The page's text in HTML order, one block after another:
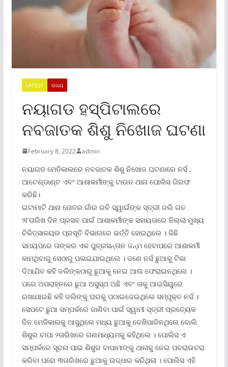
LATEST ରାଜ୍ୟ
ନୟାଗଡ ହସ୍ପିଟାଲରେ
ନବଜାତକ ଶିଶୁ ନିଖୋଜ ଘଟଣା
February 8, 2022 admin
ନୟାଗଡ ମେଡିକାଲରେ ନବଜାତକ ଶିଶୁ ନିଖୋଜ ଘଟଣାରେ ନର୍ସ ,
ଆଟେଣ୍ଡାଣ୍ଟ ଏବଂ ଆଶାକର୍ମୀଙ୍କୁ ଟାଉନ ଥାନା ପୋଲିସ ଗିରଫ
କରିଛି।
ଇଟାମାଟି ଥାନା ନୋତର ଗାଁର ରବି ସ୍ୱାଇଁଙ୍କ ସ୍ତ୍ରୀ ଜଲି ଗତ
୨୮ତାରିଖ ଦିନ ପ୍ରସବ ପାଇଁ ଆଶାକର୍ମୀଙ୍କ ସହାୟତାରେ ଜିଲ୍ଲା ମୁଖ୍ୟ
ଚିକିତ୍ସାଳୟର ପ୍ରସୂତି ବିଭାଗରେ ଭର୍ତ୍ତି ହୋଇଥିଲେ । କିଛି
ସମୟପରେ ତାଙ୍କର ଏକ ପୁତ୍ରସନ୍ତାନ ଜନ୍ମ ହେବାପରେ ଆଶାକର୍ମୀ
କାମଥିବାରୁ ସେଠାରୁ ପଳାଇଯାଇଥିଲେ । ଜଣେ ନର୍ସ ଛୁଆକୁ ଟିକା
ଦିଆଯିବ କହି ଜଲିଙ୍କଠାରୁ ଛୁଆକୁ ନେଇ ଆଉ ଫେରାଇନଥିଲେ ।
ପରେ ଅପରାହ୍ନରେ ଛୁଆ ଅସୁସ୍ଥ ଅଛି ଏବଂ ତାକୁ ଆଇସିୟୁରେ
ରଖାଯାଇଛି କହି ଜଲିଙ୍କୁ ଘରକୁ ପଠାଇଦେଇଥିଲେ ସମ୍ପୃକ୍ତ ନର୍ସ ।
ସେପଟେ ଛୁଆ ସମ୍ପର୍କରେ ଜାଣିବା ପାଇଁ ସ୍ୱାମୀ ସ୍ତ୍ରୀ ପ୍ରତ୍ୟେକ
ଦିନ ମେଡିକାଲକୁ ଆସୁଥିଲେ ମଧ୍ୟ ଛୁଆକୁ ଦେଖିପାରିନଥିଲେ ବୋଲି
ଶିଶୁର ବାପା ୨ତାରିଖରେ ଗଣମାଧ୍ୟମକୁ କହିଥିଲେ । ପୋଲିସ ଏ
ସମ୍ପର୍କରେ ସୂଚନା ପାଇ ଶିଶୁର ବାପାମାଙ୍କୁ ଥାନାକୁ ନେଇ ପଚରାଉଚରା
କରିବା ପରେ ୩ତାରିଖରେ ଛୁଆକୁ ଉଦ୍ଧାର କରିଥିଲା । ପୋଲିସ ଏହି